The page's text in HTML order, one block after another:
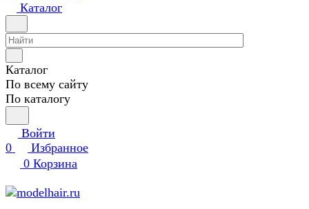
Каталог
Каталог
По всему сайту
По каталогу
Войти
0
Избранное
0 Корзина